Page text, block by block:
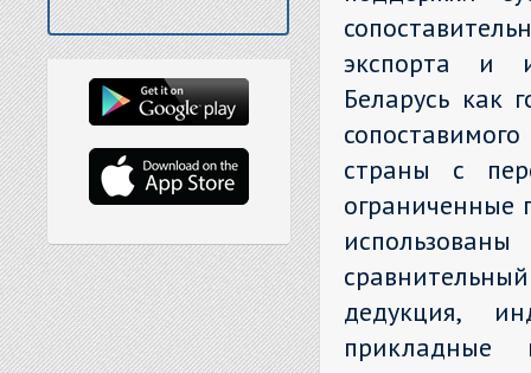
экспорта и
Беларусь как
страны с
ограниченные
дедукция,
прикладные